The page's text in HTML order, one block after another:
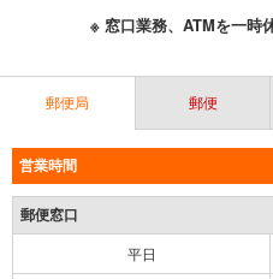
※ 窓口業務、ATMを一時
郵便局 郵便
営業時間
郵便窓口
平日